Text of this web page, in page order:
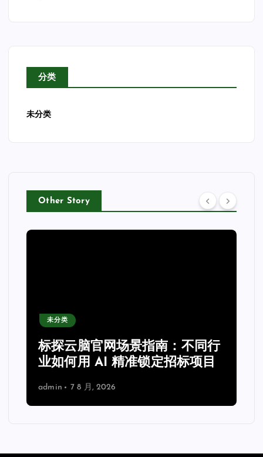
分类
未分类
Other Story
未分类
标探云脑官网场景指南：不同行
业如何用 AI 精准锁定招标项目
admin 7 8 月, 2026